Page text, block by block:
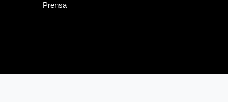
Prensa